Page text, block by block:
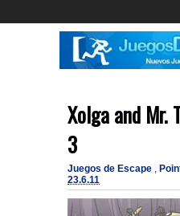
Xolga and Mr.
3
Juegos de Escape ,
23.6.11